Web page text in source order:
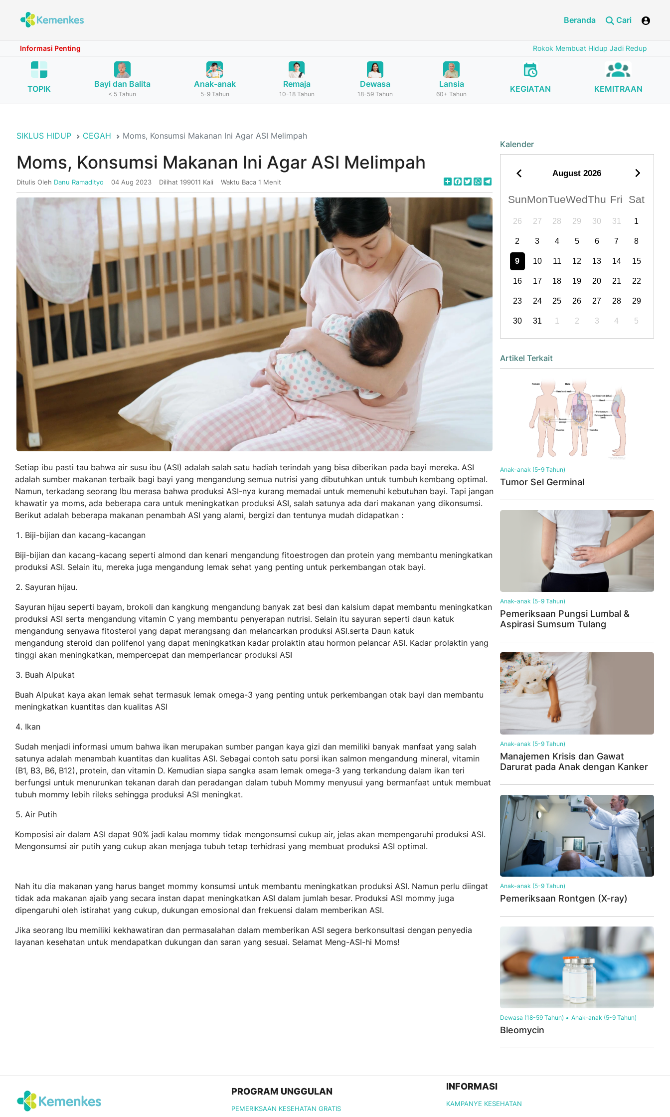
Beranda Cari
Informasi Penting Rokok Membuat Hidup Jadi Redup Cegah
TOPIK Bayi dan Balita
< 5 Tahun
Anak-anak
5-9 Tahun
Remaja
10-18 Tahun
Dewasa
18-59 Tahun
Lansia
60+ Tahun
KEGIATAN KEMITRAAN
SIKLUS HIDUP CEGAH Moms, Konsumsi Makanan Ini Agar ASI Melimpah
Moms, Konsumsi Makanan Ini Agar ASI Melimpah
Ditulis Oleh Danu Ramadityo 04 Aug 2023 Dilihat 199011 Kali Waktu Baca 1 Menit ShareFacebook
TwitterWhatsApp
Setiap ibu pasti tau bahwa air susu ibu (ASI) adalah salah satu hadiah terindah yang bisa diberikan pada bayi mereka. ASI
adalah sumber makanan terbaik bagi bayi yang mengandung semua nutrisi yang dibutuhkan untuk tumbuh kembang optimal.
Namun, terkadang seorang Ibu merasa bahwa produksi ASI-nya kurang memadai untuk memenuhi kebutuhan bayi. Tapi jangan
khawatir ya moms, ada beberapa cara untuk meningkatkan produksi ASI, salah satunya ada dari makanan yang dikonsumsi.
Berikut adalah beberapa makanan penambah ASI yang alami, bergizi dan tentunya mudah didapatkan :
Biji-bijian dan kacang-kacangan
Biji-bijian dan kacang-kacang seperti almond dan kenari mengandung fitoestrogen dan protein yang membantu meningkatkan
produksi ASI. Selain itu, mereka juga mengandung lemak sehat yang penting untuk perkembangan otak bayi.
Sayuran hijau.
Sayuran hijau seperti bayam, brokoli dan kangkung mengandung banyak zat besi dan kalsium dapat membantu meningkatkan
produksi ASI serta mengandung vitamin C yang membantu penyerapan nutrisi. Selain itu sayuran seperti daun katuk
mengandung senyawa fitosterol yang dapat merangsang dan melancarkan produksi ASI.serta Daun katuk
mengandung steroid dan polifenol yang dapat meningkatkan kadar prolaktin atau hormon pelancar ASI. Kadar prolaktin yang
tinggi akan meningkatkan, mempercepat dan memperlancar produksi ASI
Buah Alpukat
Buah Alpukat kaya akan lemak sehat termasuk lemak omega-3 yang penting untuk perkembangan otak bayi dan membantu
meningkatkan kuantitas dan kualitas ASI
Ikan
Sudah menjadi informasi umum bahwa ikan merupakan sumber pangan kaya gizi dan memiliki banyak manfaat yang salah
satunya adalah menambah kuantitas dan kualitas ASI. Sebagai contoh satu porsi ikan salmon mengandung mineral, vitamin
(B1, B3, B6, B12), protein, dan vitamin D. Kemudian siapa sangka asam lemak omega-3 yang terkandung dalam ikan teri
berfungsi untuk menurunkan tekanan darah dan peradangan dalam tubuh Mommy menyusui yang bermanfaat untuk membuat
tubuh mommy lebih rileks sehingga produksi ASI meningkat.
Air Putih
Komposisi air dalam ASI dapat 90% jadi kalau mommy tidak mengonsumsi cukup air, jelas akan mempengaruhi produksi ASI.
Mengonsumsi air putih yang cukup akan menjaga tubuh tetap terhidrasi yang membuat produksi ASI optimal.
Nah itu dia makanan yang harus banget mommy konsumsi untuk membantu meningkatkan produksi ASI. Namun perlu diingat
tidak ada makanan ajaib yang secara instan dapat meningkatkan ASI dalam jumlah besar. Produksi ASI mommy juga
dipengaruhi oleh istirahat yang cukup, dukungan emosional dan frekuensi dalam memberikan ASI.
Jika seorang Ibu memiliki kekhawatiran dan permasalahan dalam memberikan ASI segera berkonsultasi dengan penyedia
layanan kesehatan untuk mendapatkan dukungan dan saran yang sesuai. Selamat Meng-ASI-hi Moms!
Kalender
August 2026
SunMonTueWedThu Fri Sat
26 27 28 29 30 31 1
2 3 4 5 6 7 8
9 10 11 12 13 14 15
16 17 18 19 20 21 22
23 24 25 26 27 28 29
30 31 1 2 3 4 5
Artikel Terkait
Anak-anak (5-9 Tahun)
Tumor Sel Germinal
Anak-anak (5-9 Tahun)
Pemeriksaan Pungsi Lumbal &
Aspirasi Sumsum Tulang
Anak-anak (5-9 Tahun)
Manajemen Krisis dan Gawat
Darurat pada Anak dengan Kanker
Anak-anak (5-9 Tahun)
Pemeriksaan Rontgen (X-ray)
Dewasa (18-59 Tahun) Anak-anak (5-9 Tahun)
Bleomycin
PROGRAM UNGGULAN
PEMERIKSAAN KESEHATAN GRATIS
INFORMASI
KAMPANYE KESEHATAN